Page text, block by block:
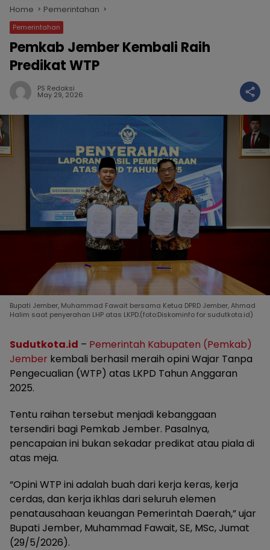
Home Pemerintahan
Pemerintahan
Pemkab Jember Kembali Raih
Predikat WTP
PS Redaksi
May 29, 2026
Bupati Jember, Muhammad Fawait bersama Ketua DPRD Jember, Ahmad
Halim saat penyerahan LHP atas LKPD.(foto:Diskominfo for sudutkota.id)
Sudutkota.id – Pemerintah Kabupaten (Pemkab)
Jember kembali berhasil meraih opini Wajar Tanpa
Pengecualian (WTP) atas LKPD Tahun Anggaran
2025.
Tentu raihan tersebut menjadi kebanggaan
tersendiri bagi Pemkab Jember. Pasalnya,
pencapaian ini bukan sekadar predikat atau piala di
atas meja.
“Opini WTP ini adalah buah dari kerja keras, kerja
cerdas, dan kerja ikhlas dari seluruh elemen
penatausahaan keuangan Pemerintah Daerah,” ujar
Bupati Jember, Muhammad Fawait, SE, MSc, Jumat
(29/5/2026).